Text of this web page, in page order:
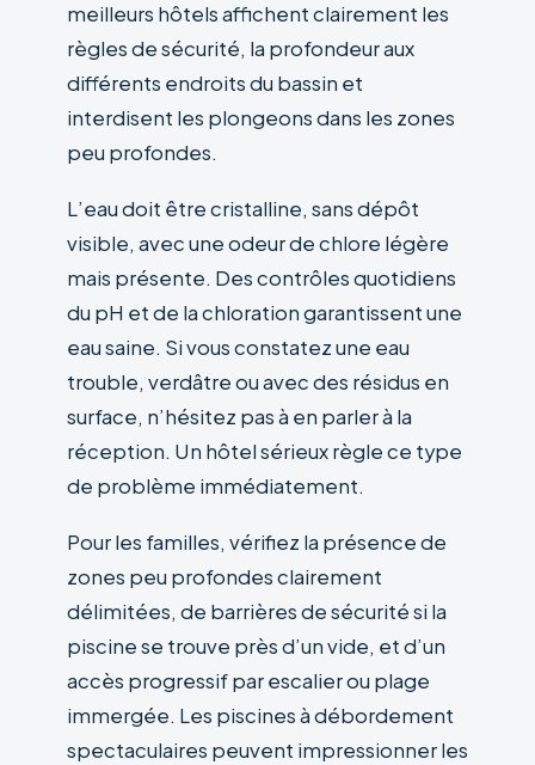
meilleurs hôtels affichent clairement les
règles de sécurité, la profondeur aux
différents endroits du bassin et
interdisent les plongeons dans les zones
peu profondes.
L’eau doit être cristalline, sans dépôt
visible, avec une odeur de chlore légère
mais présente. Des contrôles quotidiens
du pH et de la chloration garantissent une
eau saine. Si vous constatez une eau
trouble, verdâtre ou avec des résidus en
surface, n’hésitez pas à en parler à la
réception. Un hôtel sérieux règle ce type
de problème immédiatement.
Pour les familles, vérifiez la présence de
zones peu profondes clairement
délimitées, de barrières de sécurité si la
piscine se trouve près d’un vide, et d’un
accès progressif par escalier ou plage
immergée. Les piscines à débordement
spectaculaires peuvent impressionner les